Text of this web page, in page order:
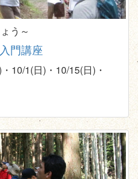
う～
門講座
10/1(日)・10/15(日)・